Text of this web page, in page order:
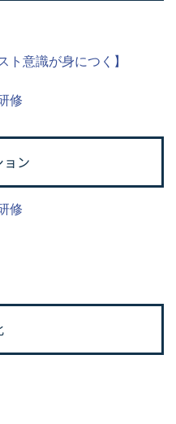
意識が身につく】
修
ン
修